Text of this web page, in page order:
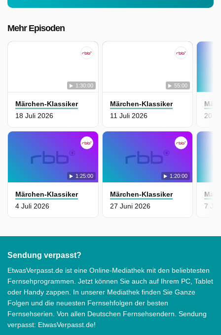
Mehr Episoden
1:30:00
Märchen-Klassiker
18 Juli 2026
55:00
Märchen-Klassiker
11 Juli 2026
1:25:00
Märchen-Klassiker
4 Juli 2026
1:20:00
Märchen-Klassiker
27 Juni 2026
20
7
Sendung verpasst?
EtwasVerpasst.de ist eine Online-Mediathek mit den beliebtesten
Fernsehprogrammen. Jetzt können Sie auch auf Ihrem PC, Tablet
oder Handy zappen. In unserer Mediathek finden Sie Ganze
Folgen und die neuesten Fernsehfolgen der besten
Fernsehserien. Von allen Deutschen Fernsehsendern. Sendung
verpasst: EtwasVerpasst.de!